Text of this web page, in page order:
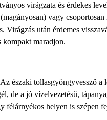
virágzata és érdekes
vagy csoportosan
Virágzás után érdemes
kompakt maradjon.
Az északi tollasgyöngyvessző a
de a jó vízelvezetésű,
félárnyékos helyen is szépen